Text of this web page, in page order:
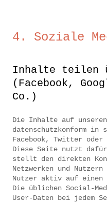
4. Soziale
Inhalte teilen
(Facebook,
Co.)
Die Inhalte auf
datenschutzkonform in
Facebook, Twitter
Diese Seite nutzt dafür
stellt den direkten
Netzwerken und
Nutzer aktiv auf
Die üblichen Social-
User-Daten bei jedem